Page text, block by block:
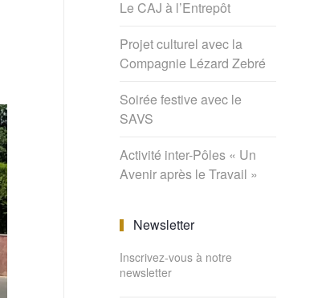
Le CAJ à l’Entrepôt
Projet culturel avec la
Compagnie Lézard Zebré
Soirée festive avec le
SAVS
Activité inter-Pôles « Un
Avenir après le Travail »
Newsletter
Inscrivez-vous à notre
newsletter